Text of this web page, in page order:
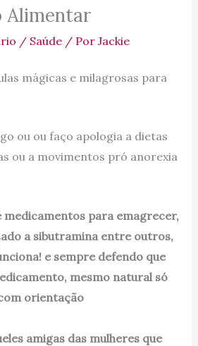
Alimentar
/ Saúde/ Por Jackie
mágicas e milagrosas para
ou ou faço apologia a dietas
ou a movimentos pró anorexia
medicamentos para emagrecer,
a sibutramina entre outros,
e sempre defendo que
mesmo natural só
orientação
amigas das mulheres que